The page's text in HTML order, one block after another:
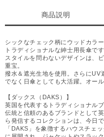
商品説明
シックなチェック柄にウッドカラ
トラディショナルな紳士用長傘です
スタイルを問わないデザインは、
重宝。
撥水＆遮光生地を使用。さらにUV
でなく日傘としても大活躍。オー
【ダックス（DAKS）】
英国を代表するトラディショナル
伝統と信頼のあるブランドとして
ら発信するコレクションは、今日
「DAKS」を象徴するハウスチェ